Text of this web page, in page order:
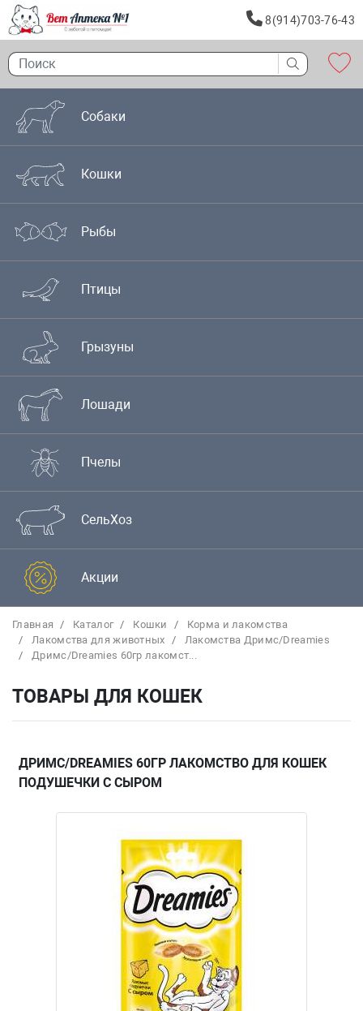
8(914)703-76-43
Собаки
Кошки
Рыбы
Птицы
Грызуны
Лошади
Пчелы
СельХоз
Акции
Главная Каталог Кошки
Корма и лакомства
Лакомства для животных
Лакомства Дримс/Dreamies
Дримс/Dreamies 60гр лакомст...
ТОВАРЫ ДЛЯ КОШЕК
ДРИМС/DREAMIES 60ГР ЛАКОМСТВО ДЛЯ КОШЕК
ПОДУШЕЧКИ С СЫРОМ